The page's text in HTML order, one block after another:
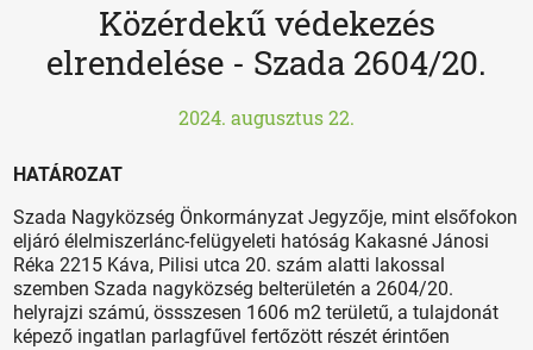
Közérdekű védekezés
elrendelése - Szada 2604/20.
2024. augusztus 22.
HATÁROZAT
Szada Nagyközség Önkormányzat Jegyzője, mint elsőfokon
eljáró élelmiszerlánc-felügyeleti hatóság Kakasné Jánosi
Réka 2215 Káva, Pilisi utca 20. szám alatti lakossal
szemben Szada nagyközség belterületén a 2604/20.
helyrajzi számú, össszesen 1606 m2 területű, a tulajdonát
képező ingatlan parlagfűvel fertőzött részét érintően